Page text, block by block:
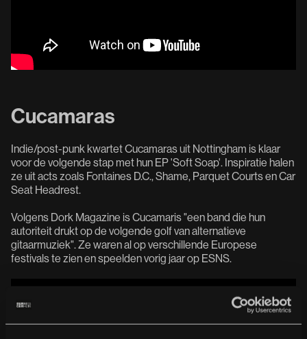
Cucamaras
Indie/post-punk kwartet Cucamaras uit Nottingham is klaar
voor de volgende stap met hun EP 'Soft Soap'. Inspiratie halen
ze uit acts zoals Fontaines D.C., Shame, Parquet Courts en Car
Seat Headrest.
Volgens Dork Magazine is Cucamaris "een band die hun
autoriteit drukt op de volgende golf van alternatieve
gitaarmuziek". Ze waren al op verschillende Europese
festivals te zien en speelden vorig jaar op ESNS.